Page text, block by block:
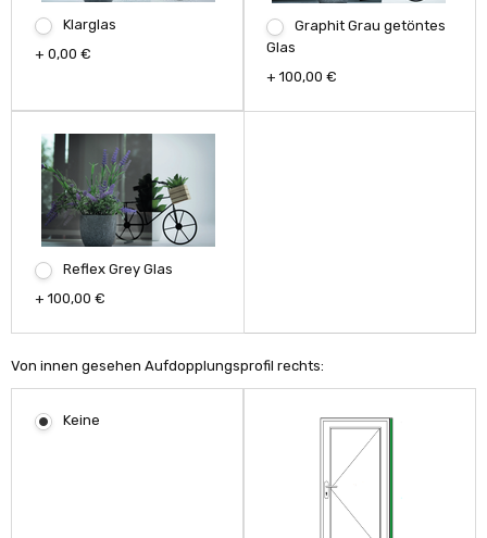
Klarglas
+ 0,00 €
Graphit Grau getöntes
Glas
+ 100,00 €
Reflex Grey Glas
+ 100,00 €
Von innen gesehen Aufdopplungsprofil rechts:
Keine